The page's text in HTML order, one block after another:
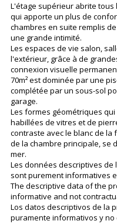
L'étage supérieur abrite tous
qui apporte un plus de
chambres en suite remplis
une grande intimité.
Les espaces de vie salon,
l'extérieur, grâce à de
connexion visuelle
70m² est dominée par une
complétée par un sous-sol
garage.
Les formes géométriques
habillées de vitres et de
contraste avec le blanc de la
de la chambre principale, se
mer.
Les données descriptives
sont purement informatives
The descriptive data of the
informative and not
Los datos descriptivos de la
puramente informativos y no